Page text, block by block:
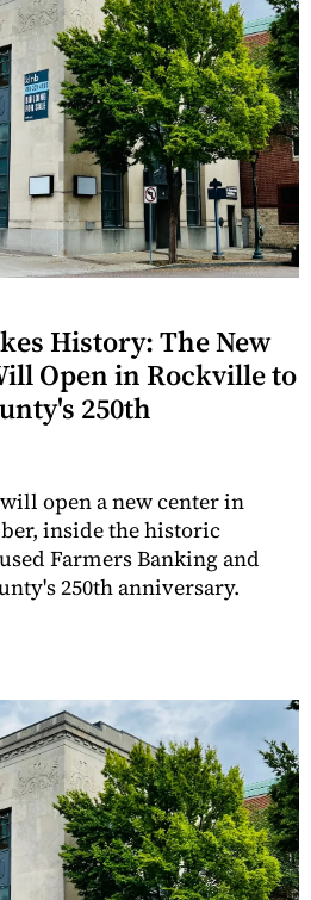
History: The New
Open in Rockville to
250th
open a new center in
inside the historic
Farmers Banking and
250th anniversary.